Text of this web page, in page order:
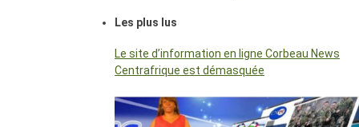
Les plus lus
Le site d’information en ligne Corbeau News
Centrafrique est démasquée